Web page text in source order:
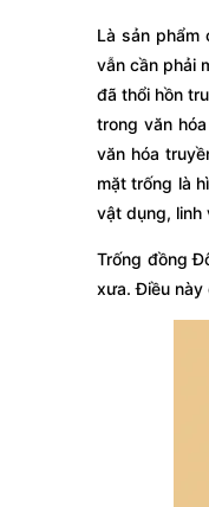
Là sản phẩm
vẫn cần phải
đã thổi hồn
trong văn
văn hóa
mặt trống là
vật dụng, linh
Trống đồng
xưa. Điều này